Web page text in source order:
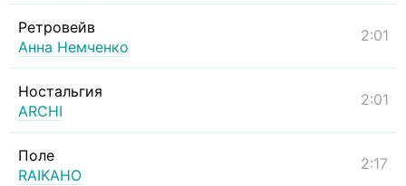
Ретровейв
Анна Немченко
2:01
Ностальгия
ARCHI
2:01
Поле
RAIKAHO
2:17